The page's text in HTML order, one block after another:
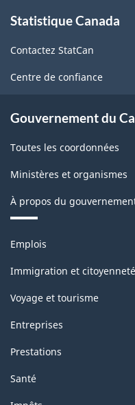
propos
ce
site
Statistique Canada
Contactez StatCan
Centre de confiance
Gouvernement du
Toutes les coordonnées
Ministères et organismes
À propos du
Thèmes
sujets
Emplois
Immigration et citoyenneté
Voyage et tourisme
Entreprises
Prestations
Santé